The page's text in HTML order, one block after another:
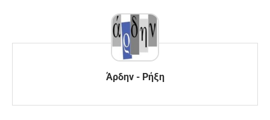
Άρδην - Ρήξη